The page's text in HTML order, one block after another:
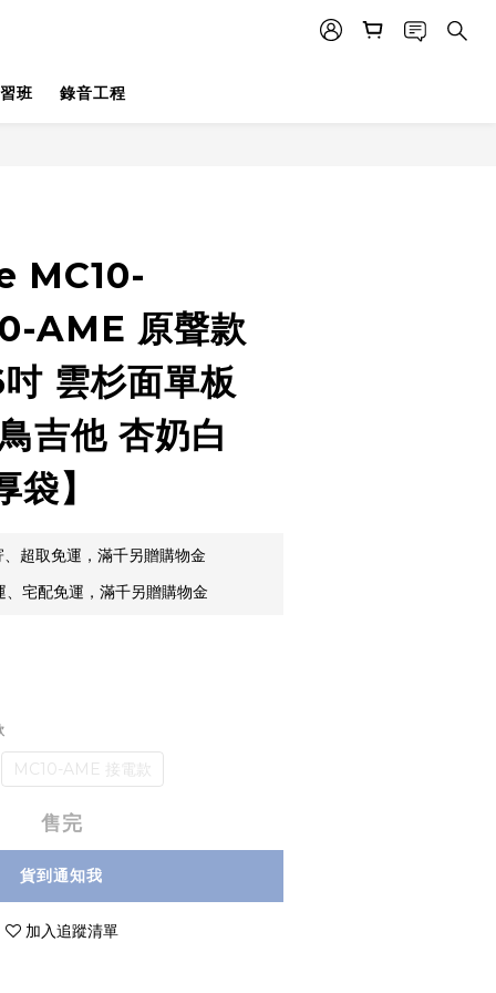
班 錄音工程
MC10-
AME 原聲款
雲杉面單板
吉他 杏奶白
】
超取免運，滿千另贈購物金
宅配免運，滿千另贈購物金
MC10-AME 接電款
售完
貨到通知我
加入追蹤清單